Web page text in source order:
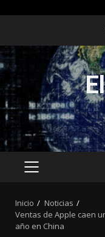
contenido
MENÚ
Inicio
Noticias
Ventas de Apple caen
año en China